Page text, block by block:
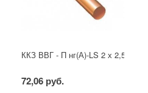
ККЗ ВВГ - П нг(А)-LS 2 х 2,5 ГОСТ
72,06 руб.